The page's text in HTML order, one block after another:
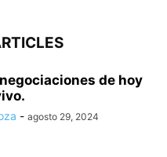
de hoy
- agosto 29, 2024